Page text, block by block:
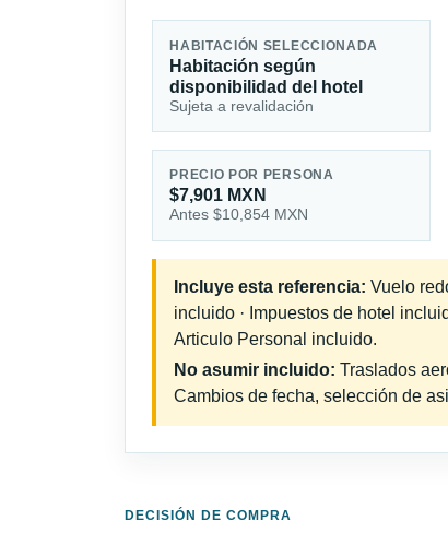
HABITACIÓN SELECCIONADA
Habitación según
disponibilidad del hotel
Sujeta a revalidación
PRECIO POR PERSONA
$7,901 MXN
Antes $10,854 MXN
Incluye esta referencia: Vuelo
incluido · Impuestos de hotel
Articulo Personal incluido.
No asumir incluido: Traslados
Cambios de fecha, selección de
DECISIÓN DE COMPRA